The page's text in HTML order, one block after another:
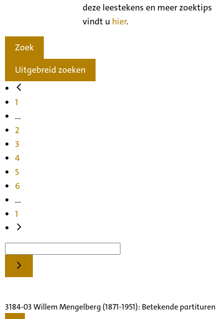
deze leestekens en meer zoektips
vindt u hier.
Zoek
Uitgebreid zoeken
1
...
2
3
4
5
6
...
1
3184-03 Willem Mengelberg (1871-1951): Betekende partituren